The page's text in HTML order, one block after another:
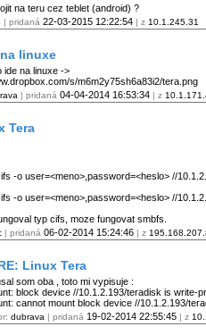
na teru cez teblet (android) ?
| pridaná 22-03-2015 12:22:54 | z 10.1.245.31
linuxe
ide na linuxe ->
s/m6m2y75sh6a83i2/tera.png
| pridaná 04-04-2014 16:53:34 | z
Tera
-o user=<meno>,password=<heslo> //
-o user=<meno>,password=<heslo> //
typ cifs, moze fungovat smbfs.
| pridaná 06-02-2014 15:24:46 | z
Linux Tera
som oba , toto mi vypisuje :
block device //10.1.2.193/teradisk is write-
cannot mount block device //10.1.2.193/
dubrava | pridaná 19-02-2014 22:55:45 | z